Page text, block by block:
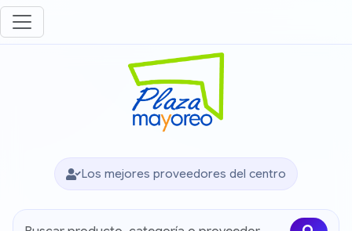
Los mejores proveedores del centro